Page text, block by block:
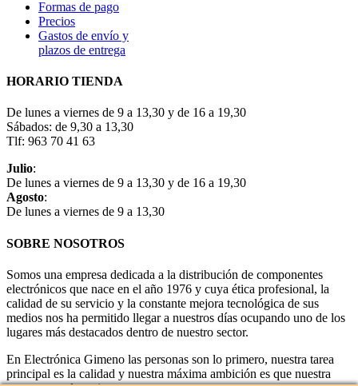
Formas de pago
Precios
Gastos de envío y
plazos de entrega
HORARIO TIENDA
De lunes a viernes de 9 a 13,30 y de 16 a 19,30
Sábados: de 9,30 a 13,30
Tlf: 963 70 41 63
Julio:
De lunes a viernes de 9 a 13,30 y de 16 a 19,30
Agosto:
De lunes a viernes de 9 a 13,30
SOBRE NOSOTROS
Somos una empresa dedicada a la distribución de componentes
electrónicos que nace en el año 1976 y cuya ética profesional, la
calidad de su servicio y la constante mejora tecnológica de sus
medios nos ha permitido llegar a nuestros días ocupando uno de los
lugares más destacados dentro de nuestro sector.
En Electrónica Gimeno las personas son lo primero, nuestra tarea
principal es la calidad y nuestra máxima ambición es que nuestra